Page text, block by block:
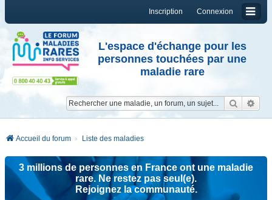
Connexion
Inscription
L'espace d'échange pour les
personnes touchées par une
maladie rare
Accueil du forum Liste des maladies
3 millions de personnes en France ont une maladie
rare. Ne restez pas seul(e).
Rejoignez la communauté.